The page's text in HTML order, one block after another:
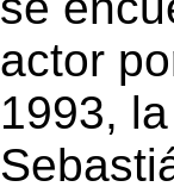
actor
1993,